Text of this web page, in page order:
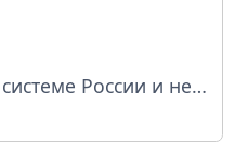
Все о судебной системе России и не только. Сотрудничество: @oleg_pushist Регистрация РКН: 5578567796